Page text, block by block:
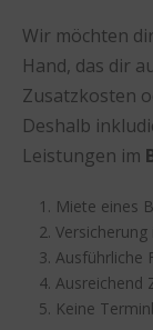
Wir möchten
Hand, das dir
Zusatzkosten
Deshalb
Leistungen im
Miete eines
Versicherung
Ausführliche
Ausreichend
Keine